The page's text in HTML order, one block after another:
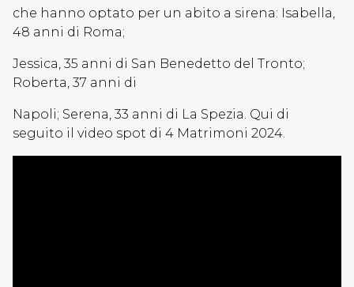
che hanno optato per un abito a sirena: Isabella,
48 anni di Roma;
Jessica, 35 anni di San Benedetto del Tronto;
Roberta, 37 anni di
Napoli; Serena, 33 anni di La Spezia. Qui di
seguito il video spot di 4 Matrimoni 2024.